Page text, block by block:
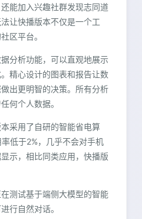
能加入兴趣社群发现志同道
让快播版本不仅是一个工
区平台。
分析功能，可以直观地展示
精心设计的图表和报告让数
出更明智的决策。所有分析
何个人数据。
采用了自研的智能省电算
低于2%，几乎不会对手机
示，相比同类应用，快播版
测试基于端侧大模型的智能
行自然对话。